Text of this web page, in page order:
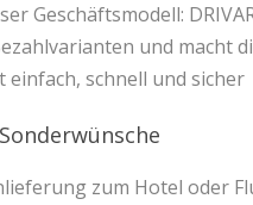
Geschäftsmodell:
und macht
einfach, schnell und sicher
zum Hotel oder